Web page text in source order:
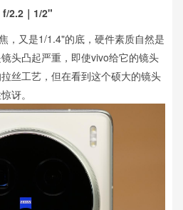
f/2.2｜1/2"
，又是1/1.4"的底，硬件素质自然是
头凸起严重，即使vivo给它的镜头
丝工艺，但在看到这个硕大的镜头
讶。